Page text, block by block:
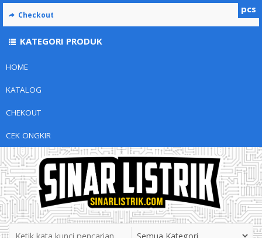
HOME
KATALOG
CHEKOUT
CEK ONGKIR
pcs
Checkout
KATEGORI PRODUK